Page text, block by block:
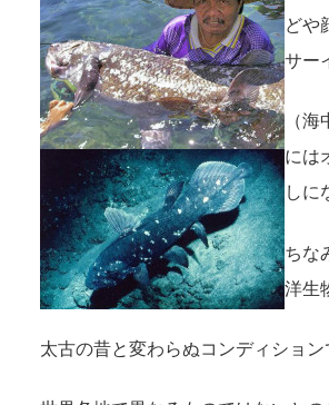
どや
サー
（海
には
しに
ちな
洋生
太古の昔と変わらぬコンディション